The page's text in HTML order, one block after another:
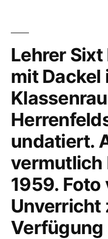
Lehrer
mit Dackel
undatiert.
vermutlich
1959. Foto
Unverricht